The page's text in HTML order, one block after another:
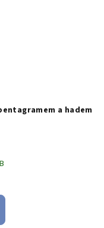
a hadem